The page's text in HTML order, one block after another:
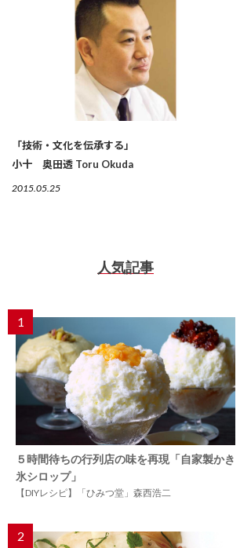
「技術・文化を伝承する」
小十 奥田透 Toru Okuda
2015.05.25
人気記事
1
５時間待ちの行列店の味を再現「自家製かき
氷シロップ」
【DIYレシピ】「ひみつ堂」森西浩二
2